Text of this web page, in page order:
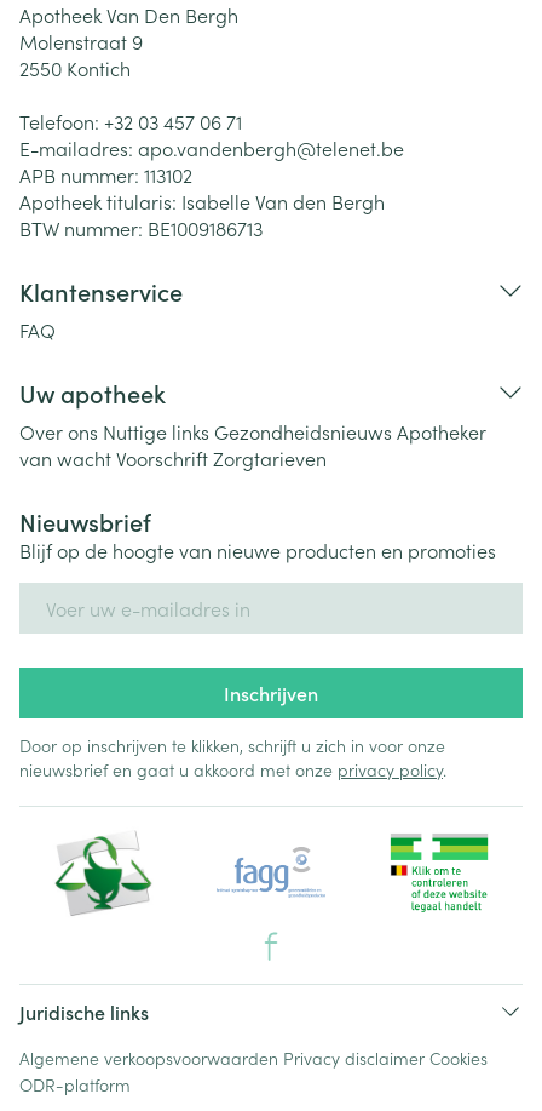
Apotheek Van Den Bergh
Molenstraat 9
2550 Kontich
Telefoon: +32 03 457 06 71
E-mailadres: apo.vandenbergh@telenet.be
APB nummer: 113102
Apotheek titularis: Isabelle Van den Bergh
BTW nummer: BE1009186713
Klantenservice
FAQ
Uw apotheek
Over ons Nuttige links Gezondheidsnieuws Apotheker
van wachtVoorschriftZorgtarieven
Nieuwsbrief
Blijf op de hoogte van nieuwe producten en promoties
Inschrijven
Door op inschrijven te klikken, schrijft u zich in voor onze
nieuwsbrief en gaat u akkoord met onze privacy policy.
Juridische links
Algemene verkoopsvoorwaarden Privacy disclaimer Cookies
ODR-platform